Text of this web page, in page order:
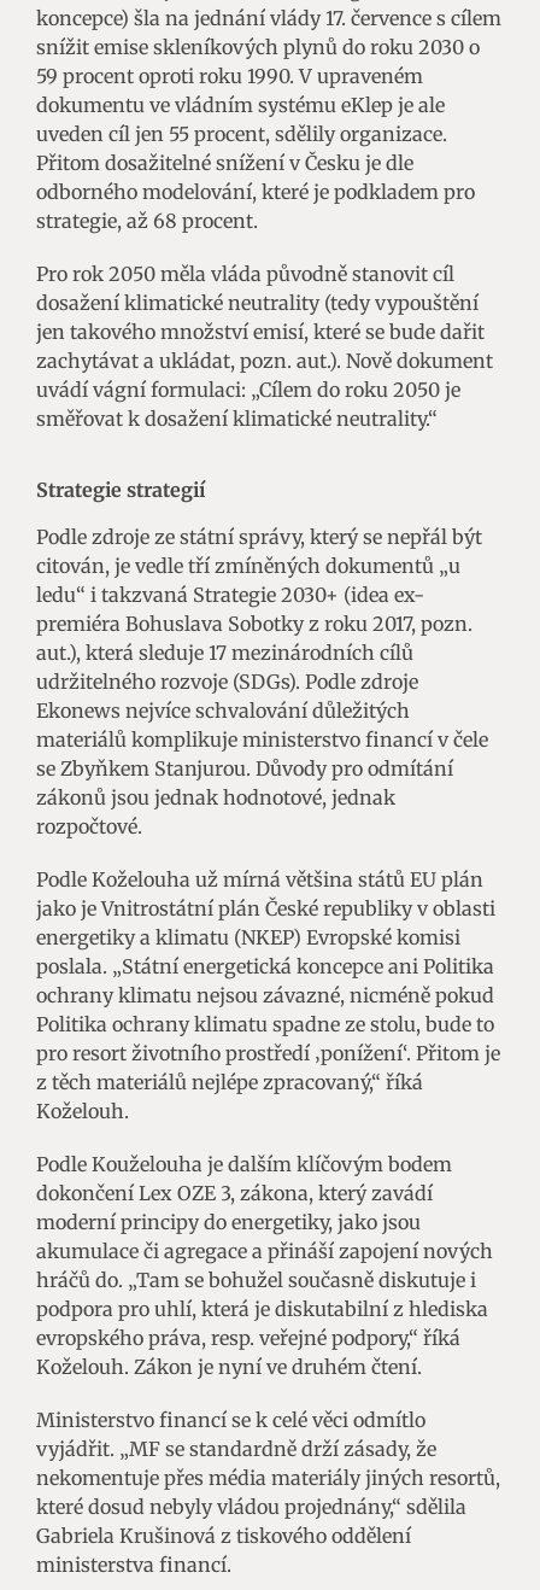
koncepce) šla na jednání vlády 17. července s cílem
snížit emise skleníkových plynů do roku 2030 o
59 procent oproti roku 1990. V upraveném
dokumentu ve vládním systému eKlep je ale
uveden cíl jen 55 procent, sdělily organizace.
Přitom dosažitelné snížení v Česku je dle
odborného modelování, které je podkladem pro
strategie, až 68 procent.
Pro rok 2050 měla vláda původně stanovit cíl
dosažení klimatické neutrality (tedy vypouštění
jen takového množství emisí, které se bude dařit
zachytávat a ukládat, pozn. aut.). Nově dokument
uvádí vágní formulaci: „Cílem do roku 2050 je
směřovat k dosažení klimatické neutrality.“
Strategie strategií
Podle zdroje ze státní správy, který se nepřál být
citován, je vedle tří zmíněných dokumentů „u
ledu“ i takzvaná Strategie 2030+ (idea ex-
premiéra Bohuslava Sobotky z roku 2017, pozn.
aut.), která sleduje 17 mezinárodních cílů
udržitelného rozvoje (SDGs). Podle zdroje
Ekonews nejvíce schvalování důležitých
materiálů komplikuje ministerstvo financí v čele
se Zbyňkem Stanjurou. Důvody pro odmítání
zákonů jsou jednak hodnotové, jednak
rozpočtové.
Podle Koželouha už mírná většina států EU plán
jako je Vnitrostátní plán České republiky v oblasti
energetiky a klimatu (NKEP) Evropské komisi
poslala. „Státní energetická koncepce ani Politika
ochrany klimatu nejsou závazné, nicméně pokud
Politika ochrany klimatu spadne ze stolu, bude to
pro resort životního prostředí ‚ponížení‘. Přitom je
z těch materiálů nejlépe zpracovaný,“ říká
Koželouh.
Podle Kouželouha je dalším klíčovým bodem
dokončení Lex OZE 3, zákona, který zavádí
moderní principy do energetiky, jako jsou
akumulace či agregace a přináší zapojení nových
hráčů do. „Tam se bohužel současně diskutuje i
podpora pro uhlí, která je diskutabilní z hlediska
evropského práva, resp. veřejné podpory,“ říká
Koželouh. Zákon je nyní ve druhém čtení.
Ministerstvo financí se k celé věci odmítlo
vyjádřit. „MF se standardně drží zásady, že
nekomentuje přes média materiály jiných resortů,
které dosud nebyly vládou projednány,“ sdělila
Gabriela Krušinová z tiskového oddělení
ministerstva financí.